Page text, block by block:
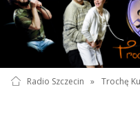
Radio Szczecin » Trochę